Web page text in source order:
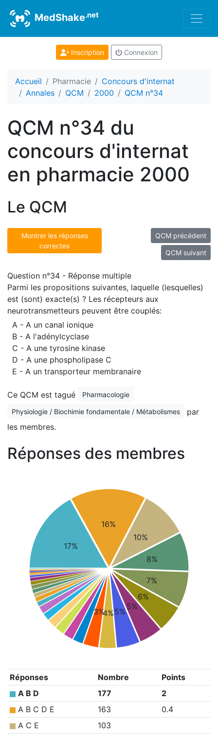
MedShake.net
Inscription Connexion
Accueil Pharmacie
Concours d'internat
Annales
QCM 2000 QCM n°34
QCM n°34 du
concours d'internat
en pharmacie 2000
Le QCM
Montrer les réponses
correctes
QCM précédent
QCM suivant
Question n°34 - Réponse multiple
Parmi les propositions suivantes, laquelle (lesquelles)
est (sont) exacte(s) ? Les récepteurs aux
neurotransmetteurs peuvent être couplés:
A - A un canal ionique
B - A l'adénylcyclase
C - A une tyrosine kinase
D - A une phospholipase C
E - A un transporteur membranaire
Ce QCM est tagué Pharmacologie
Physiologie / Biochimie fondamentale / Métabolismes
par
les membres.
Réponses des membres
17%
16%
10%
8%
7%
6%
5%
5%
4%
3%
Réponses Nombre
Points
A B D
177
2
A B C D E
163
0.4
A C E
103